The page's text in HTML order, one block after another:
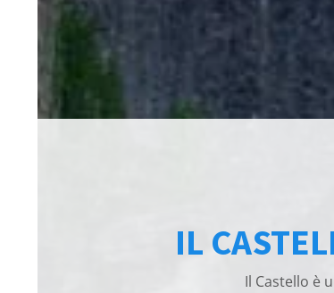
IL
Il Castello è